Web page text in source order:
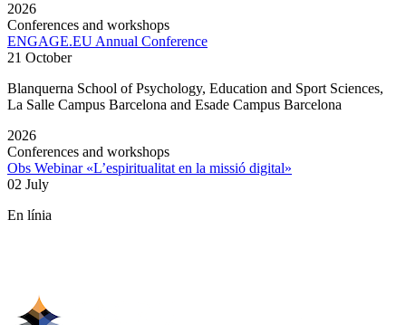
2026
Conferences and workshops
ENGAGE.EU Annual Conference
21 October
Blanquerna School of Psychology, Education and Sport Sciences,
La Salle Campus Barcelona and Esade Campus Barcelona
2026
Conferences and workshops
Obs Webinar «L’espiritualitat en la missió digital»
02 July
En línia